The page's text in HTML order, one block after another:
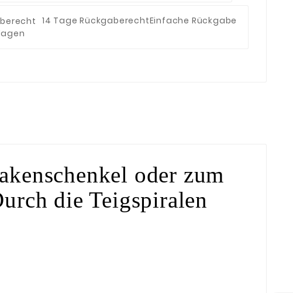
14 Tage RückgaberechtEinfache Rückgabe
oder zum
die Teigspiralen